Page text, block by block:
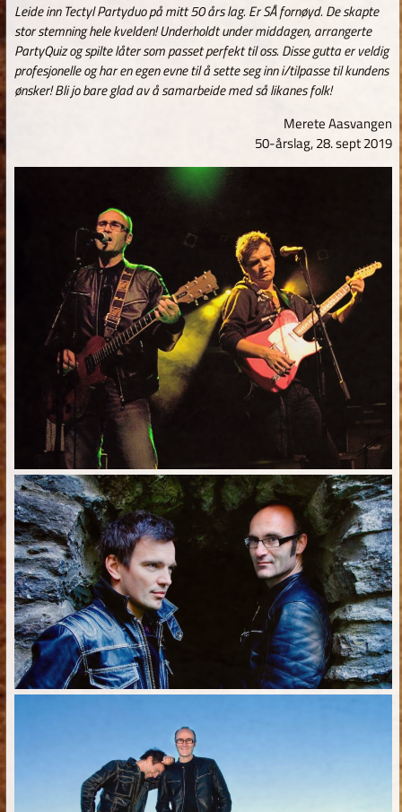
Leide inn Tectyl Partyduo på mitt 50 års lag. Er SÅ fornøyd. De skapte
stor stemning hele kvelden! Underholdt under middagen, arrangerte
PartyQuiz og spilte låter som passet perfekt til oss. Disse gutta er veldig
profesjonelle og har en egen evne til å sette seg inn i/tilpasse til kundens
ønsker! Bli jo bare glad av å samarbeide med så likanes folk!
Merete Aasvangen
50-årslag, 28. sept 2019